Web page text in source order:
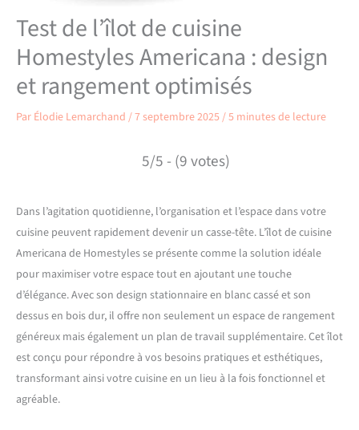
Test de l’îlot de cuisine
Homestyles Americana : design
et rangement optimisés
Par Élodie Lemarchand /7 septembre 2025/5 minutes de lecture
5/5 - (9 votes)
Dans l’agitation quotidienne, l’organisation et l’espace dans votre
cuisine peuvent rapidement devenir un casse-tête. L’îlot de cuisine
Americana de Homestyles se présente comme la solution idéale
pour maximiser votre espace tout en ajoutant une touche
d’élégance. Avec son design stationnaire en blanc cassé et son
dessus en bois dur, il offre non seulement un espace de rangement
généreux mais également un plan de travail supplémentaire. Cet îlot
est conçu pour répondre à vos besoins pratiques et esthétiques,
transformant ainsi votre cuisine en un lieu à la fois fonctionnel et
agréable.